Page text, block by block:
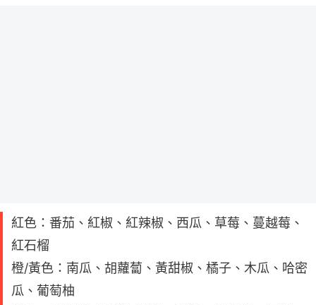
紅色：番茄、紅椒、紅辣椒、西瓜、草莓、蔓越莓、
紅石榴
橙/黃色：南瓜、胡蘿蔔、黃甜椒、橘子、木瓜、哈密
瓜、葡萄柚